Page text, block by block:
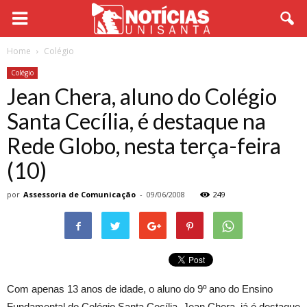
Home Colégio
Colégio
Jean Chera, aluno do Colégio
Santa Cecília, é destaque na
Rede Globo, nesta terça-feira
(10)
por Assessoria de Comunicação - 09/06/2008 249
Com apenas 13 anos de idade, o aluno do 9º ano do Ensino